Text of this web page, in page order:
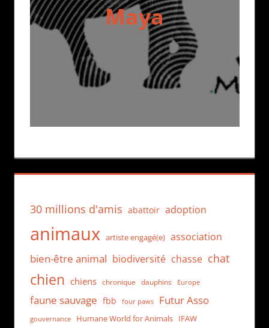
Maya
30 millions d'amis abattoir adoption
animaux artiste engagé(e) association
bien-être animal biodiversité chasse chat
chien chiens chronique dauphins Europe
faune sauvage fbb four paws Futur Asso
gouvernance Humane World for Animals IFAW